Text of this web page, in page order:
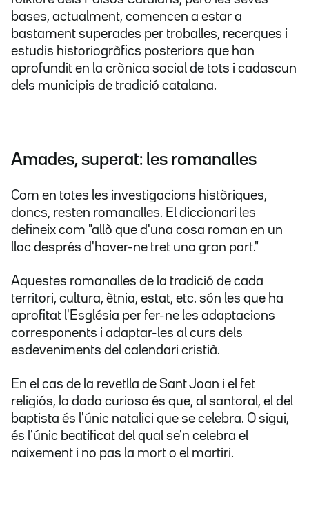
bases, actualment, comencen a estar a
bastament superades per troballes, recerques i
estudis historiogràfics posteriors que han
aprofundit en la crònica social de tots i cadascun
dels municipis de tradició catalana.
Amades, superat: les romanalles
Com en totes les investigacions històriques,
doncs, resten romanalles. El diccionari les
defineix com "allò que d'una cosa roman en un
lloc després d'haver-ne tret una gran part."
Aquestes romanalles de la tradició de cada
territori, cultura, ètnia, estat, etc. són les que ha
aprofitat l'Església per fer-ne les adaptacions
corresponents i adaptar-les al curs dels
esdeveniments del calendari cristià.
En el cas de la revetlla de Sant Joan i el fet
religiós, la dada curiosa és que, al santoral, el del
baptista és l'únic natalici que se celebra. O sigui,
és l'únic beatificat del qual se'n celebra el
naixement i no pas la mort o el martiri.